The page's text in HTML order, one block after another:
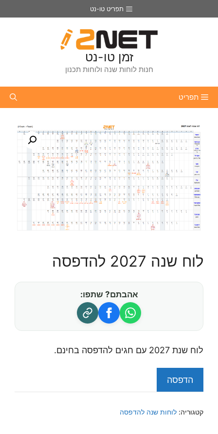
לתוכן
תפריט טו-נט
זמן טו-נט
חנות לוחות שנה ולוחות תכנון
תפריט
לוח שנה 2027 להדפסה
אהבתם? שתפו:
לוח שנת 2027 עם חגים להדפסה בחינם.
הדפסה
קטגוריה: לוחות שנה להדפסה